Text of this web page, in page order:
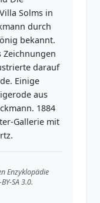
Solms in
durch
bekannt.
Zeichnungen
darauf
Einige
aus
1884
Gallerie mit
Enzyklopädie
SA 3.0.